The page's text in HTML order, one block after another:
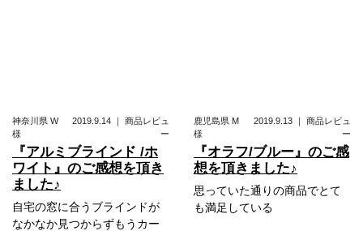
神奈川県 W
様
2019.9.14 ｜ 商品レビュ
ー
『アルミブラインド /ホ
ワイト』のご感想を頂き
ました♪
自宅の窓に合うブラインドが
なかなか見つからずもうカー
鹿児島県 M
様
2019.9.13 ｜ 商品レビュ
ー
『オラフ/ブルー』のご感
想を頂きました♪
思っていた通りの商品でとて
も満足している